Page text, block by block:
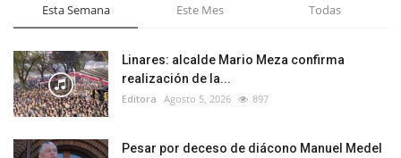
Esta Semana Este Mes Todas
Linares: alcalde Mario Meza confirma
realización de la...
Editora Agosto 5, 2026 897
Pesar por deceso de diácono Manuel Medel